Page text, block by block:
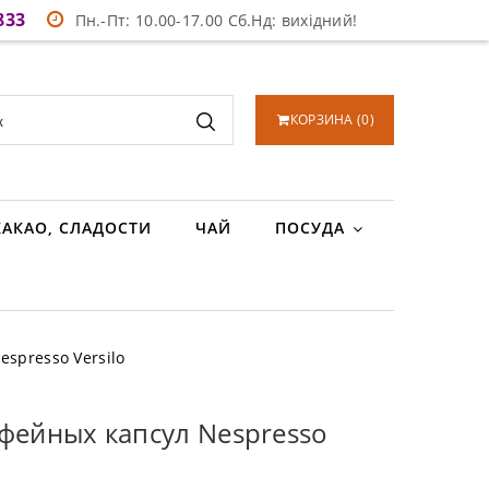
Пн.-Пт: 10.00-17.00 Сб.Нд: вихідний!
КОРЗИНА (0)
СЛАДОСТИ ЧАЙ ПОСУДА
Versilo
капсул Nespresso